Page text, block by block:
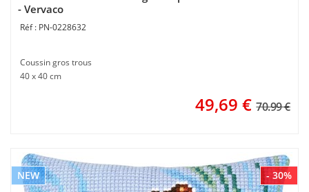
- Vervaco
PN-0228632
Coussin gros trous
40 x 40 cm
49,69 € 70.99 €
- 30%
NEW